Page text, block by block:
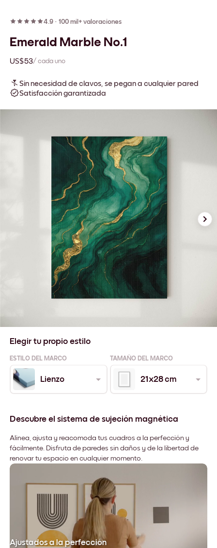
4.9 · 100 mil+ valoraciones
Emerald Marble No.1
US$53/ cada uno
Sin necesidad de clavos, se pegan a cualquier pared
Satisfacción garantizada
Elegir tu propio estilo
ESTILO DEL MARCO TAMAÑO DEL MARCO
Lienzo 21x28 cm
Descubre el sistema de sujeción magnética
Alinea, ajusta y reacomoda tus cuadros a la perfección y
fácilmente. Disfruta de paredes sin daños y de la libertad de
renovar tu espacio en cualquier momento.
Ajustados a la perfección